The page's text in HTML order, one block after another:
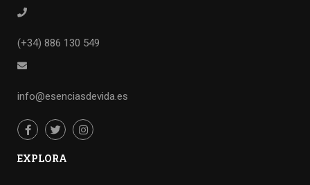
(+34) 886 130 549
info@esenciasdevida.es
EXPLORA